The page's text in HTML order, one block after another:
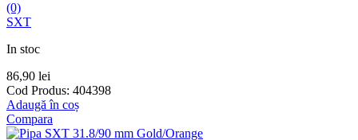
(0)
SXT
In stoc
86,90 lei
Cod Produs: 404398
Adaugă în coș
Compara